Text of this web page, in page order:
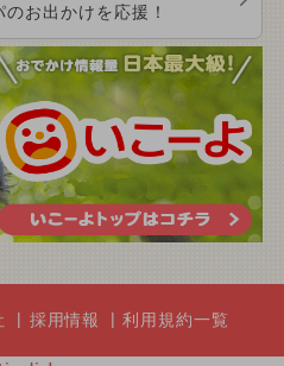
お出かけを応援！
採用情報 利用規約一覧